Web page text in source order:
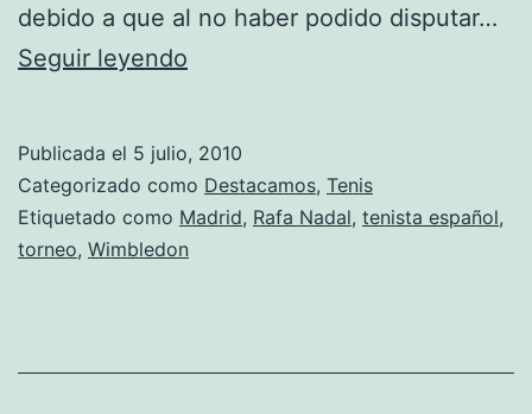
debido a que al no haber podido disputar…
Seguir leyendo
a
su
campeón:
se
Publicada el 5 julio, 2010
Categorizado como Destacamos, Tenis
Etiquetado como Madrid, Rafa Nadal, tenista español,
torneo, Wimbledon